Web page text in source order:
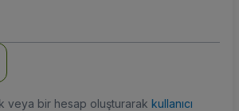
veya bir hesap oluşturarak kullanıcı